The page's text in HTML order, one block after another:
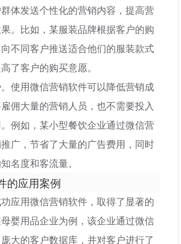
体发送个性化的营销内容，提高营
。比如，某服装品牌根据客户的购
不同客户推送适合他们的服装款式
了客户的购买意愿。
使用微信营销软件可以降低营销成
佣大量的营销人员，也不需要投入
例如，某小型餐饮企业通过微信营
广，节省了大量的广告费用，同时
名度和客流量。
的应用案例
应用微信营销软件，取得了显著的
婴用品企业为例，该企业通过微信
大的客户数据库，并对客户进行了